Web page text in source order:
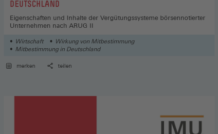
DEUTSCHLAND
Eigenschaften und Inhalte der Vergütungssysteme börsennotierter
Unternehmen nach ARUG II
Wirtschaft
Wirkung von Mitbestimmung
Mitbestimmung in Deutschland
merken teilen